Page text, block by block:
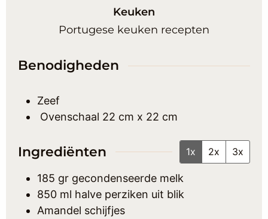
Keuken
Portugese keuken recepten
Benodigheden
Zeef
Ovenschaal 22 cm x 22 cm
Ingrediënten 1x 2x 3x
185 gr gecondenseerde melk
850 ml halve perziken uit blik
Amandel schijfjes